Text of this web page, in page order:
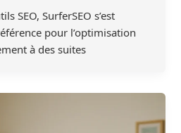
SEO, SurferSEO s’est
pour l’optimisation
à des suites